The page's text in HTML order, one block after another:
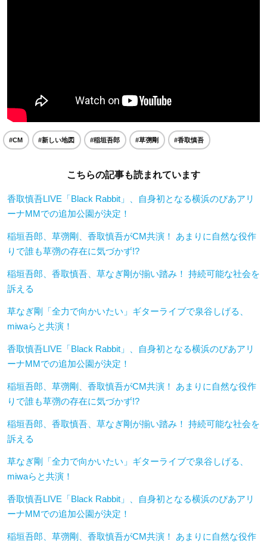
#CM #新しい地図 #稲垣吾郎 #草彅剛 #香取慎吾
こちらの記事も読まれています
香取慎吾LIVE「Black Rabbit」、自身初となる横浜のぴあアリ
ーナMMでの追加公園が決定！
稲垣吾郎、草彅剛、香取慎吾がCM共演！ あまりに自然な役作
りで誰も草彅の存在に気づかず!?
稲垣吾郎、香取慎吾、草なぎ剛が揃い踏み！ 持続可能な社会を
訴える
草なぎ剛「全力で向かいたい」ギターライブで泉谷しげる、
miwaらと共演！
香取慎吾LIVE「Black Rabbit」、自身初となる横浜のぴあアリ
ーナMMでの追加公園が決定！
稲垣吾郎、草彅剛、香取慎吾がCM共演！ あまりに自然な役作
りで誰も草彅の存在に気づかず!?
稲垣吾郎、香取慎吾、草なぎ剛が揃い踏み！ 持続可能な社会を
訴える
草なぎ剛「全力で向かいたい」ギターライブで泉谷しげる、
miwaらと共演！
香取慎吾LIVE「Black Rabbit」、自身初となる横浜のぴあアリ
ーナMMでの追加公園が決定！
稲垣吾郎、草彅剛、香取慎吾がCM共演！ あまりに自然な役作